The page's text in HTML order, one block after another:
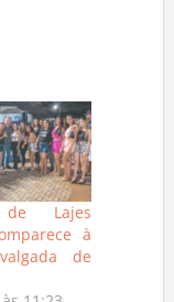
de Lajes
à
de